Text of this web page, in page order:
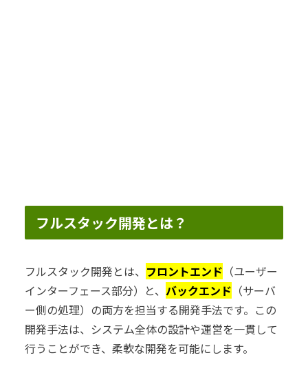
フルスタック開発とは？
フルスタック開発とは、 フロントエンド （ユーザー
インターフェース部分）と、 バックエンド （サーバ
ー側の処理）の両方を担当する開発手法です。この
開発手法は、システム全体の設計や運営を一貫して
行うことができ、柔軟な開発を可能にします。